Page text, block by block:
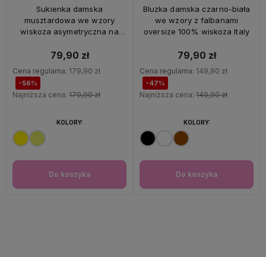
Sukienka damska
musztardowa we wzory
wiskoza asymetryczna na
79,90 zł
Cena regularna: 179,90 zł
-56%
Najniższa cena: 179,90 zł
Do koszyka
KOLORY:
Bluzka damska czarno-biała
we wzory z falbanami
oversize 100% wiskoza Italy
79,90 zł
Cena regularna: 149,90 zł
-47%
Najniższa cena: 149,90 zł
Do koszyka
KOLORY: